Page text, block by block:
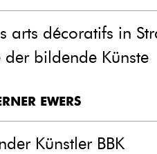
arts décoratifs in
bildende Künste
EWERS
Künstler BBK